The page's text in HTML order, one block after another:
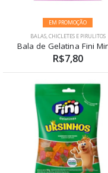
EM PROMOÇÃO
BALAS, CHICLETES E PIRULITOS
R$7,80